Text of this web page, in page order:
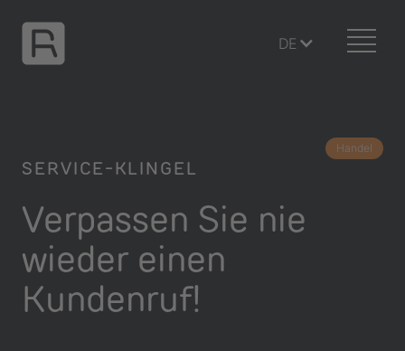
DE
Handel
SERVICE-KLINGEL
Verpassen Sie nie
wieder einen
Kundenruf!